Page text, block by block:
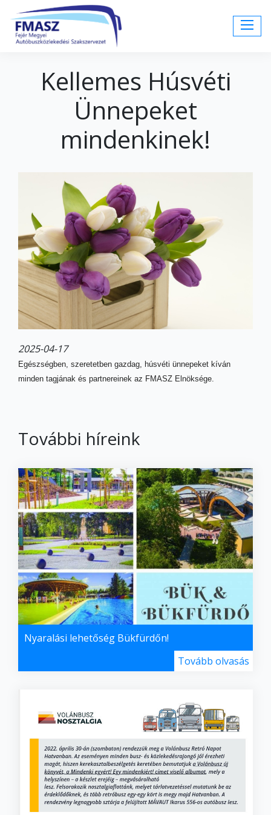
Kellemes Húsvéti
Ünnepeket
mindenkinek!
2025-04-17
Egészségben, szeretetben gazdag, húsvéti ünnepeket kíván
minden tagjának és partnereinek az FMASZ Elnöksége.
További híreink
Nyaralási lehetőség Bükfürdőn!
Tovább olvasás